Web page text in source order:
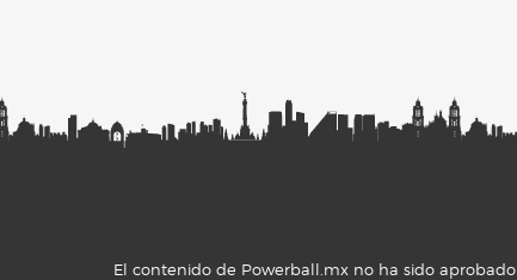
El contenido de Powerball.mx no ha sido